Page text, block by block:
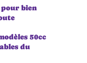
bien
50cc
du